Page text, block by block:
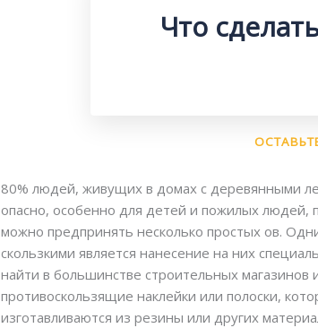
Что
80% людей, живущих в домах с деревянными
опасно, особенно для детей и пожилых людей,
можно предпринять несколько простых ов.
скользкими является нанесение на них
найти в большинстве строительных магазинов
противоскользящие наклейки или полоски,
изготавливаются из резины или других